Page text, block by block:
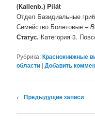
(Kallenb.) Pilát
Отдел Базидиальные
Семейство Болетовые –
Статус. Категория 3.
Рубрика:Краснокнижные
области |Добавить
Навигация по записям
← Предыдущие записи